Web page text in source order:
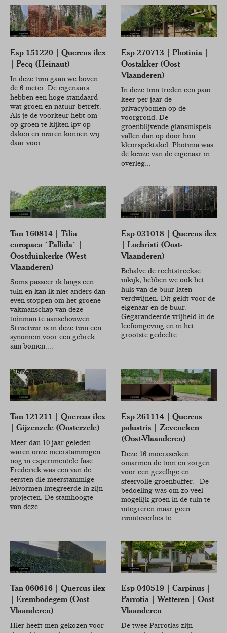
Esp 151220 | Quercus ilex
| Pecq (Heinaut)
In deze tuin gaan we boven
de 6 meter. De eigenaars
hebben een hoge standaard
wat groen en natuur betreft.
Als je de voorkeur hebt om
op groen te kijken ipv op
daken en muren kunnen wij
daar voor...
Esp 270713 | Photinia |
Oostakker (Oost-
Vlaanderen)
In deze tuin treden een paar
keer per jaar de
privacybomen op de
voorgrond. De
groenblijvende glansmispels
vallen dan op door hun
kleurspektakel. Photinia was
de keuze van de eigenaar in
overleg...
Tan 160814 | Tilia
europaea `Pallida` |
Oostduinkerke (West-
Vlaanderen)
Soms passeer ik langs een
tuin en kan ik niet anders dan
even stoppen om het groene
vakmanschap van deze
tuinman te aanschouwen.
Structuur is in deze tuin een
synoniem voor een gebrek
aan bomen....
Esp 031018 | Quercus ilex
| Lochristi (Oost-
Vlaanderen)
Behalve de rechtstreekse
inkijk, hebben we ook het
huis van de buur laten
verdwijnen. Dit geldt voor de
eigenaar en de buur.
Gegarandeerde vrijheid in de
leefomgeving en in het
grootste gedeelte...
Tan 121211 | Quercus ilex
| Gijzenzele (Oosterzele)
Meer dan 10 jaar geleden
waren onze meerstammigen
nog in experimentele fase.
Frederiek was een van de
eersten die meerstammige
leivormen integreerde in zijn
projecten. De stamhoogte
van deze...
Esp 261114 | Quercus
palustris | Zeveneken
(Oost-Vlaanderen)
Deze 16 moeraseiken
omarmen de tuin en zorgen
voor een gezellige en
sfeervolle groenbuffer. De
bedoeling was om zo veel
mogelijk groen in de tuin te
integreren maar geen
ruimteverlies te...
Tan 060616 | Quercus ilex
| Erembodegem (Oost-
Vlaanderen)
Hier heeft men gekozen voor
Esp 040519 | Carpinus |
Parrotia | Wetteren | Oost-
Vlaanderen
De twee Parrotias zijn